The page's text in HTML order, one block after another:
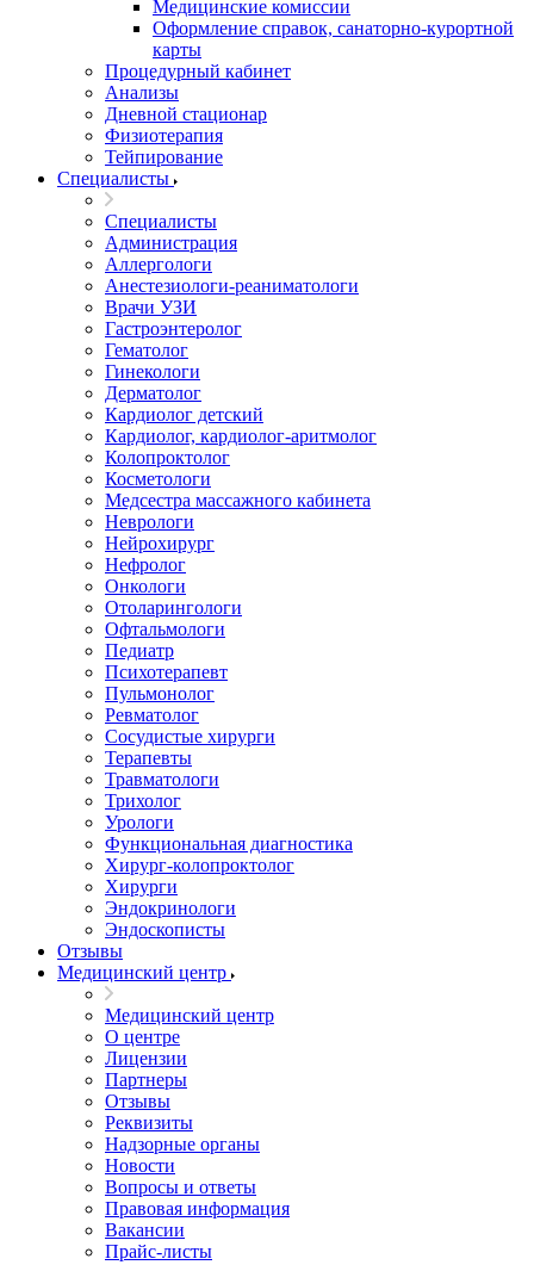
Медицинские комиссии
Оформление справок, санаторно-курортной
карты
Процедурный кабинет
Анализы
Дневной стационар
Физиотерапия
Тейпирование
Специалисты
Специалисты
Администрация
Аллергологи
Анестезиологи-реаниматологи
Врачи УЗИ
Гастроэнтеролог
Гематолог
Гинекологи
Дерматолог
Кардиолог детский
Кардиолог, кардиолог-аритмолог
Колопроктолог
Косметологи
Медсестра массажного кабинета
Неврологи
Нейрохирург
Нефролог
Онкологи
Отоларингологи
Офтальмологи
Педиатр
Психотерапевт
Пульмонолог
Ревматолог
Сосудистые хирурги
Терапевты
Травматологи
Трихолог
Урологи
Функциональная диагностика
Хирург-колопроктолог
Хирурги
Эндокринологи
Эндоскописты
Отзывы
Медицинский центр
Медицинский центр
О центре
Лицензии
Партнеры
Отзывы
Реквизиты
Надзорные органы
Новости
Вопросы и ответы
Правовая информация
Вакансии
Прайс-листы